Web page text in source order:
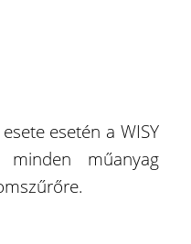
esetén a WISY
minden műanyag